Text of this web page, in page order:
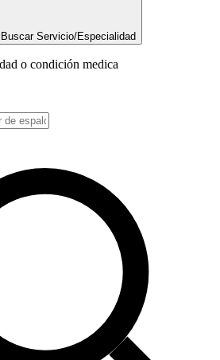
Buscar Servicio/Especialidad
o condición medica